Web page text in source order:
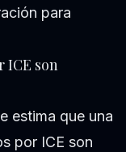
para
ICE son
estima que una
por ICE son